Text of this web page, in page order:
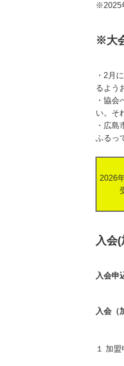
※2025
※大
・2月
るよう
・協
い。そ
・広
ふるっ
2026
受
入会
入会申
入会（
１ 加